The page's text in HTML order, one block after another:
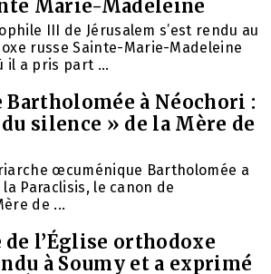
Marie-Madeleine
III de Jérusalem s’est rendu au
russe Sainte-Marie-Madeleine
il a pris part ...
Bartholomée à Néochori :
silence » de la Mère de
œcuménique Bartholomée a
Paraclisis, le canon de
de ...
l’Église orthodoxe
à Soumy et a exprimé